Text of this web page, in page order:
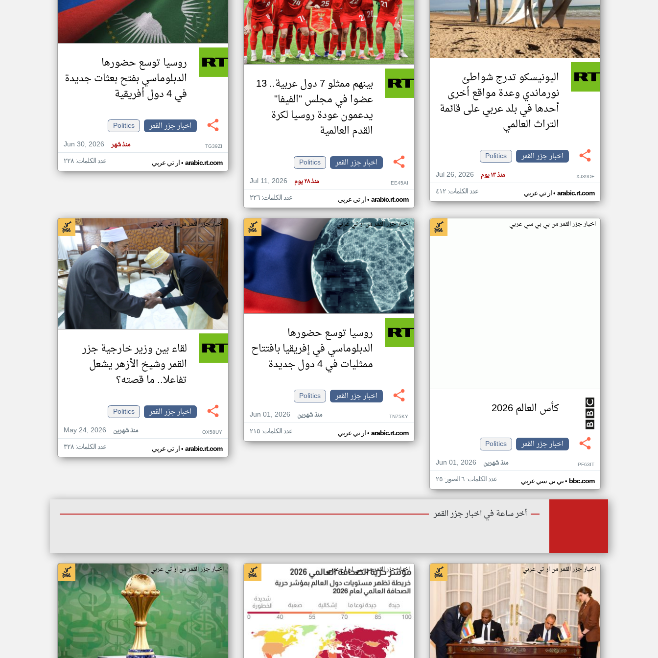
تغيير الدولة
اخبار جزر القمر على مدار الساعة
أهم اخبار جزر القمر العاجلة والمباشرة
اليونيسكو تدرج شواطئ
نورماندي وعدة مواقع أخرى
أحدها في بلد عربي على قائمة
التراث العالمي
اخبار جزر القمر
Politics
Jul 26, 2026
منذ ١٣ يوم XJ39DF
ار تي عربي• arabic.rt.com عدد الكلمات: ٤١٢
بينهم ممثلو 7 دول عربية.. 13
عضوا في مجلس "الفيفا"
يدعمون عودة روسيا لكرة
القدم العالمية
اخبار جزر القمر
Politics
Jul 11, 2026
منذ ٢٨ يوم EE45AI
ار تي عربي• arabic.rt.com عدد الكلمات: ٢٢٦
روسيا توسع حضورها
الدبلوماسي بفتح بعثات جديدة
في 4 دول أفريقية
اخبار جزر القمر
Politics
Jun 30, 2026
منذ شهر TG39ZI
ار تي عربي• arabic.rt.com عدد الكلمات: ٢٢٨
اخبار جزر القمر من بي بي سي عربي
كأس العالم 2026
اخبار جزر القمر
Politics
Jun 01, 2026
منذ شهرين PF63IT
بي بي سي عربي• bbc.com عدد الكلمات: ٦ الصور: ٢٥
اخبار جزر القمر من ار تي عربي
روسيا توسع حضورها
الدبلوماسي في إفريقيا بافتتاح
ممثليات في 4 دول جديدة
اخبار جزر القمر
Politics
Jun 01, 2026
منذ شهرين TN75KY
ار تي عربي• arabic.rt.com عدد الكلمات: ٢١٥
اخبار جزر القمر من ار تي عربي
لقاء بين وزير خارجية جزر
القمر وشيخ الأزهر يشعل
تفاعلا.. ما قصته؟
اخبار جزر القمر
Politics
May 24, 2026
منذ شهرين OX58UY
ار تي عربي• arabic.rt.com عدد الكلمات: ٣٢٨
أخر ساعة في اخبار جزر القمر
اخبار جزر القمر من ار تي عربي اخبار جزر القمر من سي ان ان عربي اخبار جزر القمر من ار تي عربي
klyoum.com